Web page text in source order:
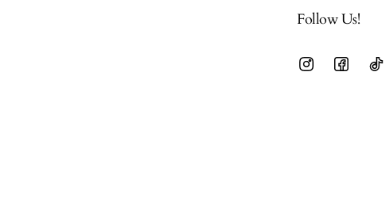
Follow Us!